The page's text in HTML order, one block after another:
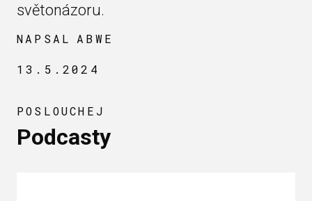
světonázoru.
NAPSAL ABWE
13.5.2024
POSLOUCHEJ
Podcasty